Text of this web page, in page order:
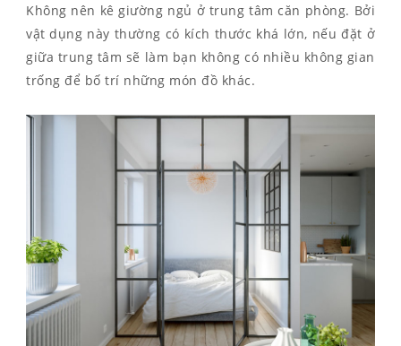
Không nên kê giường ngủ ở trung tâm căn phòng. Bởi
vật dụng này thường có kích thước khá lớn, nếu đặt ở
giữa trung tâm sẽ làm bạn không có nhiều không gian
trống để bố trí những món đồ khác.